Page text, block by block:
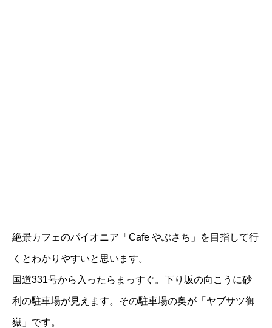
絶景カフェのパイオニア「 Cafe やぶさち 」を目指して行
くとわかりやすいと思います。
国道331号から入ったらまっすぐ。下り坂の向こうに砂
利の駐車場が見えます。その駐車場の奥が「ヤブサツ御
嶽」です。